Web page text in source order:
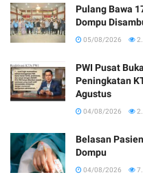
Pulang Bawa
Dompu
05/08/2026
PWI Pusat
Peningkatan
Agustus
04/08/2026
Belasan
Dompu
04/08/2026